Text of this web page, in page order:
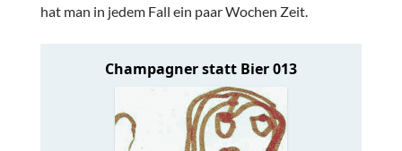
hat man in jedem Fall ein paar Wochen Zeit.